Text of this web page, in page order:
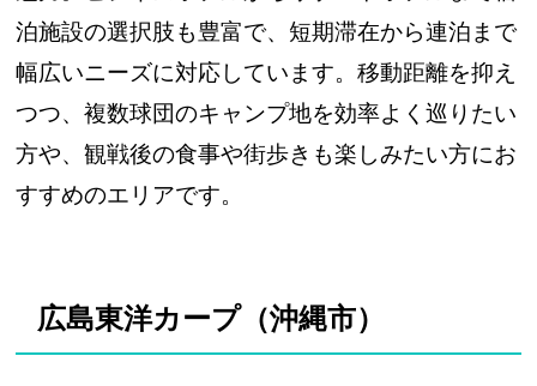
泊施設の選択肢も豊富で、短期滞在から連泊まで
幅広いニーズに対応しています。移動距離を抑え
つつ、複数球団のキャンプ地を効率よく巡りたい
方や、観戦後の食事や街歩きも楽しみたい方にお
すすめのエリアです。
広島東洋カープ（沖縄市）